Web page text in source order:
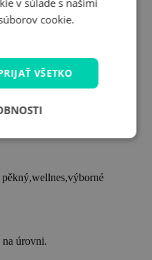
úrovni.
v súlade s našimi
cookie.
VŠETKO